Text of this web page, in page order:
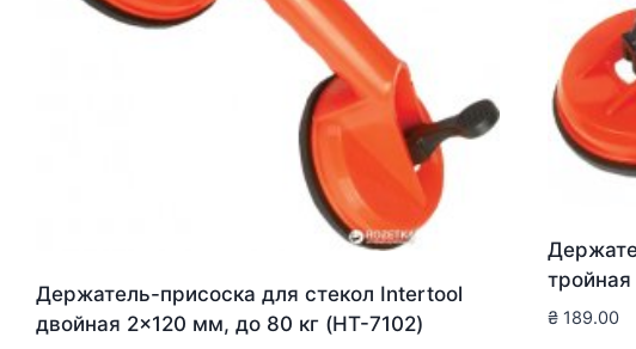
Держатель-присоска для стекол Intertool
двойная 2×120 мм, до 80 кг (HT-7102)
₴189.00